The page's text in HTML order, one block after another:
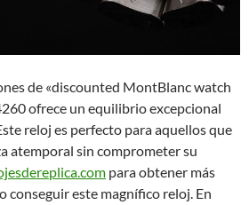
de «discounted MontBlanc watch
ofrece un equilibrio excepcional
reloj es perfecto para aquellos que
atemporal sin comprometer su
para obtener más
conseguir este magnífico reloj. En